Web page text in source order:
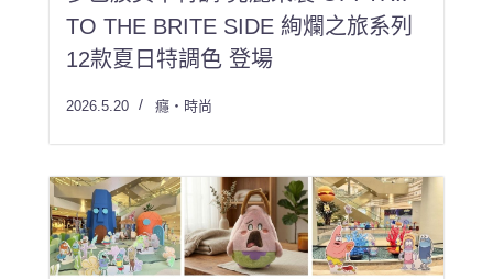
TO THE BRITE SIDE 絢爛之旅系列
12款夏日特調色 登場
2026.5.20 癮・時尚